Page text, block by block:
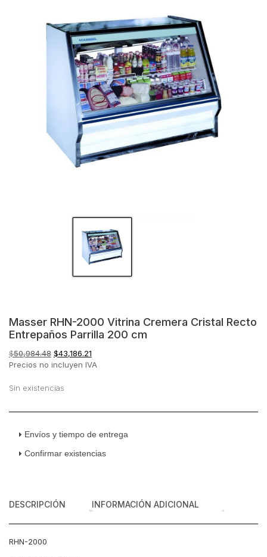
Masser RHN-2000 Vitrina Cremera Cristal Recto
Entrepaños Parrilla 200 cm
$50,984.48 El
precio
era:
$43,186.21
precio
Precios no incluyen IVA
Sin existencias
Envíos y tiempo de entrega
Confirmar existencias
DESCRIPCIÓN INFORMACIÓN ADICIONAL
RHN-2000